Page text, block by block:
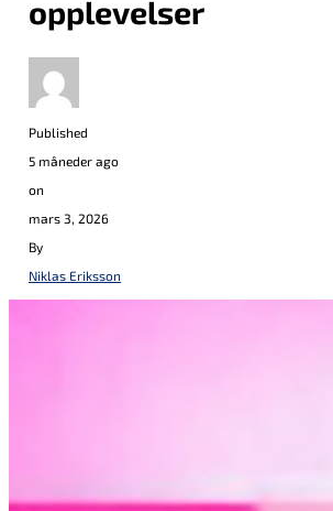
opplevelser
Published
5 måneder ago
on
mars 3, 2026
By
Niklas Eriksson